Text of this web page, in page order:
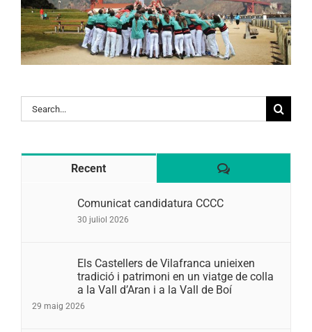
Search
for:
Recent Comentaris
Comunicat candidatura CCCC
30 juliol 2026
Els Castellers de Vilafranca unieixen
tradició i patrimoni en un viatge de colla
a la Vall d’Aran i a la Vall de Boí
29 maig 2026